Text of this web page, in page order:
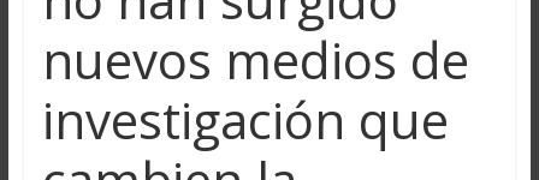
nuevos medios de
investigación que